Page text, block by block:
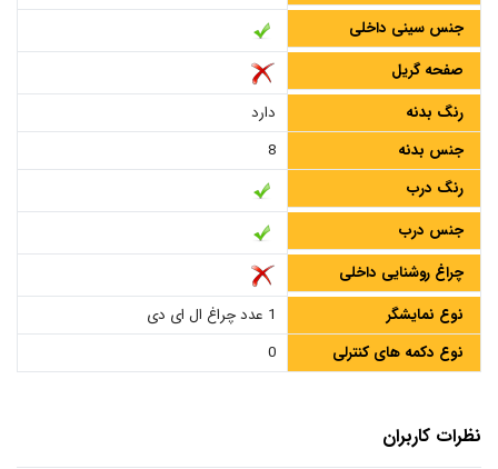
جنس سینی داخلی
صفحه گریل
رنگ بدنه
دارد
جنس بدنه
8
رنگ درب
جنس درب
چراغ روشنایی داخلی
نوع نمایشگر
1 عدد چراغ ال ای دی
نوع دکمه های کنترلی
0
نظرات کاربران